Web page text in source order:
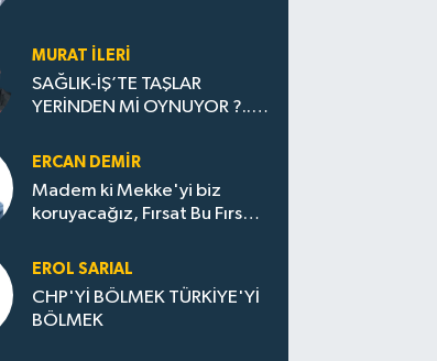
MURAT İLERI
SAĞLIK-İŞ’TE TAŞLAR
YERİNDEN Mİ OYNUYOR ?... (
ERCAN DEMIR
Madem ki Mekke'yi biz
koruyacağız, Fırsat Bu Fırsat,
Arttırılsın
EROL SARIAL
CHP'Yİ BÖLMEK TÜRKİYE'Yİ
BÖLMEK